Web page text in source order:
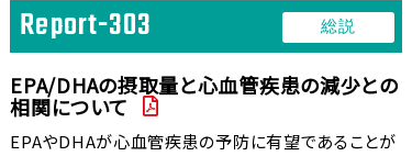
●DHAに関する臨床試験の内容を追加いたしまし
た。
Report-115(臨床試験)～Report-116(臨床試
験)
2020年 03月
Report-303 総説
EPA/DHAの摂取量と心血管疾患の減少との
相関について
EPAやDHAが心血管疾患の予防に有望であることが